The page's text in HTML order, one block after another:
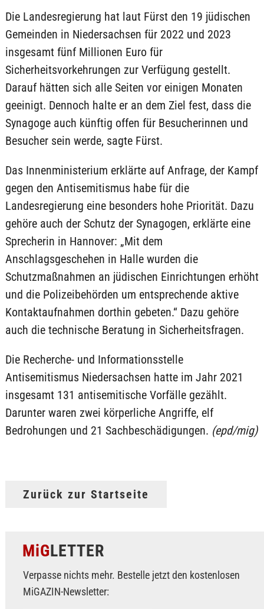
Die Landesregierung hat laut Fürst den 19 jüdischen
Gemeinden in Niedersachsen für 2022 und 2023
insgesamt fünf Millionen Euro für
Sicherheitsvorkehrungen zur Verfügung gestellt.
Darauf hätten sich alle Seiten vor einigen Monaten
geeinigt. Dennoch halte er an dem Ziel fest, dass die
Synagoge auch künftig offen für Besucherinnen und
Besucher sein werde, sagte Fürst.
Das Innenministerium erklärte auf Anfrage, der Kampf
gegen den Antisemitismus habe für die
Landesregierung eine besonders hohe Priorität. Dazu
gehöre auch der Schutz der Synagogen, erklärte eine
Sprecherin in Hannover: „Mit dem
Anschlagsgeschehen in Halle wurden die
Schutzmaßnahmen an jüdischen Einrichtungen erhöht
und die Polizeibehörden um entsprechende aktive
Kontaktaufnahmen dorthin gebeten.“ Dazu gehöre
auch die technische Beratung in Sicherheitsfragen.
Die Recherche- und Informationsstelle
Antisemitismus Niedersachsen hatte im Jahr 2021
insgesamt 131 antisemitische Vorfälle gezählt.
Darunter waren zwei körperliche Angriffe, elf
Bedrohungen und 21 Sachbeschädigungen. (epd/mig)
Zurück zur Startseite
MiGLETTER
Verpasse nichts mehr. Bestelle jetzt den kostenlosen
MiGAZIN-Newsletter: